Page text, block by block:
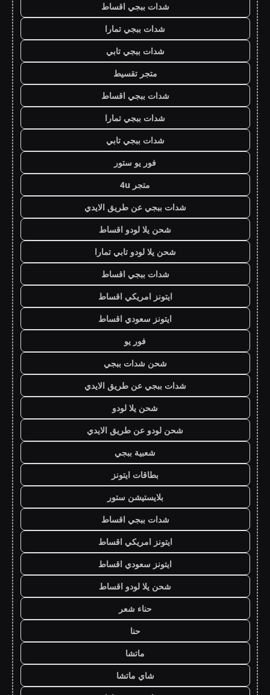
شدات ببجي اقساط
شدات ببجي تمارا
شدات ببجي تابي
متجر تقسيط
شدات ببجي اقساط
شدات ببجي تمارا
شدات ببجي تابي
فور يو ستور
متجر 4u
شدات ببجي عن طريق الايدي
شحن يلا لودو اقساط
شحن يلا لودو تابي تمارا
شدات ببجي اقساط
ايتونز امريكي اقساط
ايتونز سعودي اقساط
فور يو
شحن شدات ببجي
شدات ببجي عن طريق الايدي
شحن يلا لودو
شحن لودو عن طريق الايدي
شعبية ببجي
بطاقات ايتونز
بلايستيشن ستور
شدات ببجي اقساط
ايتونز امريكي اقساط
ايتونز سعودي اقساط
شحن يلا لودو اقساط
حناء شعر
حنا
ماتشا
شاي ماتشا